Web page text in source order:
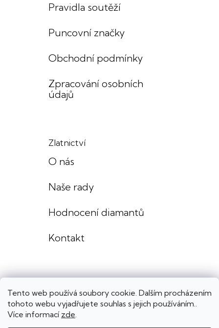
Tento web používá soubory cookie. Dalším procházením
tohoto webu vyjadřujete souhlas s jejich používáním..
Více informací zde.
Pravidla soutěží
Puncovní značky
Obchodní podmínky
Zpracování osobních
údajů
Zlatnictví
O nás
Naše rady
Hodnocení diamantů
Kontakt